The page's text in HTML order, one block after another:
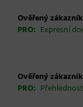
Ověřený zákazník
PRO: Expresní
Ověřený zákazník
PRO: